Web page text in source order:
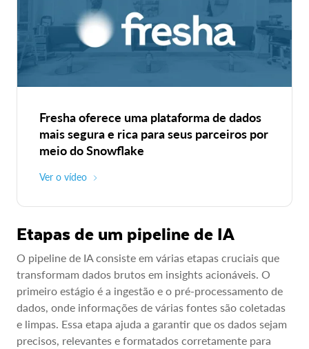
Fresha oferece uma plataforma de dados
mais segura e rica para seus parceiros por
meio do Snowflake
Ver o vídeo
Etapas de um pipeline de IA
O pipeline de IA consiste em várias etapas cruciais que
transformam dados brutos em insights acionáveis. O
primeiro estágio é a ingestão e o pré-processamento de
dados, onde informações de várias fontes são coletadas
e limpas. Essa etapa ajuda a garantir que os dados sejam
precisos, relevantes e formatados corretamente para